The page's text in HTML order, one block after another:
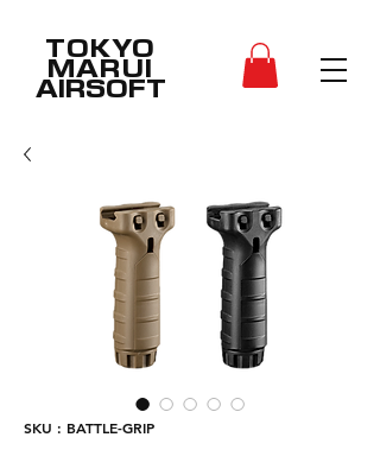
TOKYO
MARUI
AIRSOFT
SKU : BATTLE-GRIP